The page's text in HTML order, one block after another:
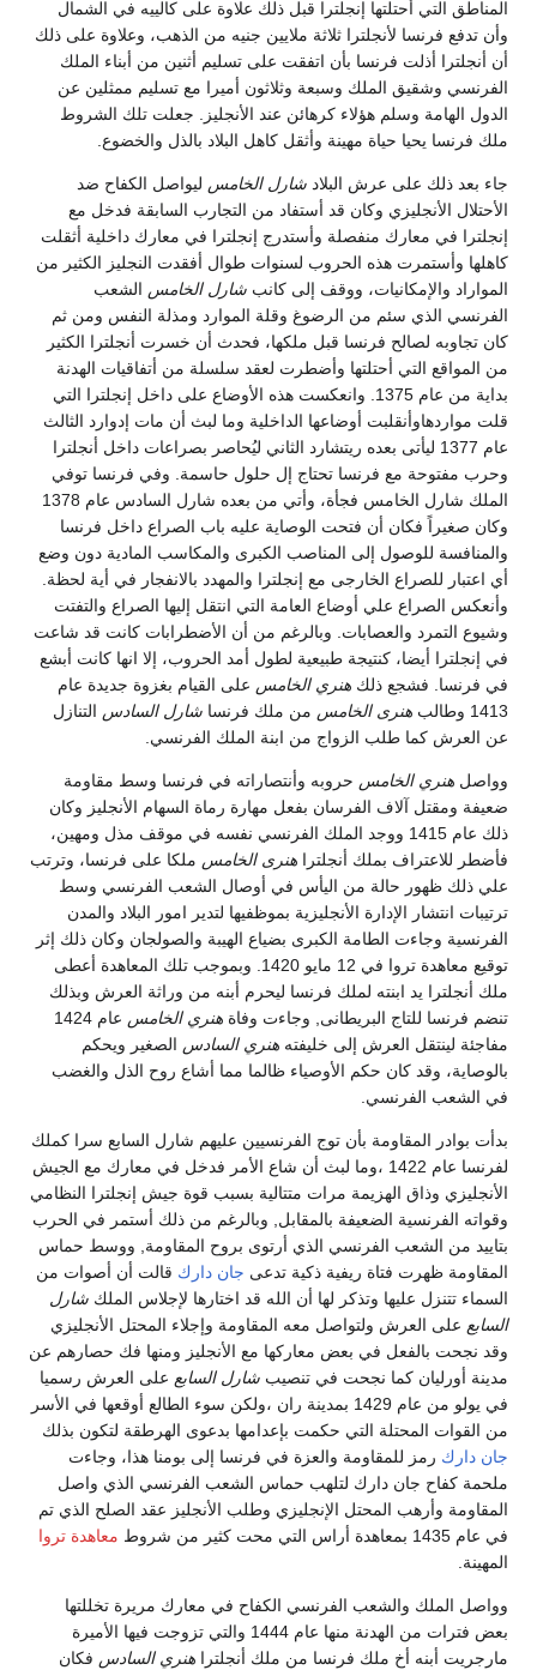
المناطق التي أحتلتها إنجلترا قبل ذلك علاوة على كالييه في الشمال
وأن تدفع فرنسا لأنجلترا ثلاثة ملايين جنيه من الذهب، وعلاوة على ذلك
أن أنجلترا أذلت فرنسا بأن اتفقت على تسليم أثنين من أبناء الملك
الفرنسي وشقيق الملك وسبعة وثلاثون أميرا مع تسليم ممثلين عن
الدول الهامة وسلم هؤلاء كرهائن عند الأنجليز. جعلت تلك الشروط
ملك فرنسا يحيا حياة مهينة وأثقل كاهل البلاد بالذل والخضوع.
جاء بعد ذلك على عرش البلاد شارل الخامس ليواصل الكفاح ضد
الأحتلال الأنجليزي وكان قد أستفاد من التجارب السابقة فدخل مع
إنجلترا في معارك منفصلة وأستدرج إنجلترا في معارك داخلية أثقلت
كاهلها وأستمرت هذه الحروب لسنوات طوال أفقدت النجليز الكثير من
المواراد والإمكانيات، ووقف إلى كانب شارل الخامس الشعب
الفرنسي الذي سئم من الرضوغ وقلة الموارد ومذلة النفس ومن ثم
كان تجاوبه لصالح فرنسا قبل ملكها، فحدث أن خسرت أنجلترا الكثير
من المواقع التي أحتلتها وأضطرت لعقد سلسلة من أتفاقيات الهدنة
بداية من عام 1375. وانعكست هذه الأوضاع على داخل إنجلترا التي
قلت مواردهاوأنقلبت أوضاعها الداخلية وما لبث أن مات إدوارد الثالث
عام 1377 ليأتى بعده ريتشارد الثاني ليُحاصر بصراعات داخل أنجلترا
وحرب مفتوحة مع فرنسا تحتاج إل حلول حاسمة. وفي فرنسا توفي
الملك شارل الخامس فجأة، وأتي من بعده شارل السادس عام 1378
وكان صغيراً فكان أن فتحت الوصاية عليه باب الصراع داخل فرنسا
والمنافسة للوصول إلى المناصب الكبرى والمكاسب المادية دون وضع
أي اعتبار للصراع الخارجى مع إنجلترا والمهدد بالانفجار في أية لحظة.
وأنعكس الصراع علي أوضاع العامة التي انتقل إليها الصراع والتفتت
وشيوع التمرد والعصابات. وبالرغم من أن الأضطرابات كانت قد شاعت
في إنجلترا أيضا، كنتيجة طبيعية لطول أمد الحروب، إلا انها كانت أبشع
في فرنسا. فشجع ذلك هنري الخامس على القيام بغزوة جديدة عام
1413 وطالب
هنرى الخامس من ملك فرنسا شارل السادس التنازل
عن العرش كما طلب الزواج من ابنة الملك الفرنسي.
وواصل هنري الخامس حروبه وأنتصاراته في فرنسا وسط مقاومة
ضعيفة ومقتل آلاف الفرسان بفعل مهارة رماة السهام الأنجليز وكان
ذلك عام 1415 ووجد الملك الفرنسي نفسه في موقف مذل ومهين،
فأضطر للاعتراف بملك أنجلترا هنرى الخامس ملكا على فرنسا، وترتب
علي ذلك ظهور حالة من اليأس في أوصال الشعب الفرنسي وسط
ترتيبات انتشار الإدارة الأنجليزية بموظفيها لتدير امور البلاد والمدن
الفرنسية وجاءت الطامة الكبرى بضياع الهيبة والصولجان وكان ذلك إثر
توقيع معاهدة تروا في 12 مايو 1420. وبموجب تلك المعاهدة أعطى
ملك أنجلترا يد ابنته لملك فرنسا ليحرم أبنه من وراثة العرش وبذلك
تنضم فرنسا للتاج البريطانى, وجاءت وفاة هنري الخامس
عام 1424
مفاجئة لينتقل العرش إلى خليفته هنري السادس الصغير ويحكم
بالوصاية، وقد كان حكم الأوصياء ظالما مما أشاع روح الذل والغضب
في الشعب الفرنسي.
بدأت بوادر المقاومة بأن توج الفرنسيين عليهم شارل السابع سرا كملك
لفرنسا عام 1422 ،وما لبث أن شاع الأمر فدخل في معارك مع الجيش
الأنجليزي وذاق الهزيمة مرات متتالية بسبب قوة جيش إنجلترا النظامي
وقواته الفرنسية الضعيفة بالمقابل, وبالرغم من ذلك أستمر في الحرب
بتاييد من الشعب الفرنسي الذي أرتوى بروح المقاومة, ووسط حماس
المقاومة ظهرت فتاة ريفية ذكية تدعى جان دارك قالت أن أصوات من
السماء تتنزل عليها وتذكر لها أن الله قد اختارها لإجلاس الملك شارل
السابع على العرش ولتواصل معه المقاومة وإجلاء المحتل الأنجليزي
وقد نجحت بالفعل في بعض معاركها مع الأنجليز ومنها فك حصارهم عن
مدينة أورليان كما نجحت في تنصيب شارل السابع على العرش رسميا
في يولو من عام 1429 بمدينة ران ،ولكن سوء الطالع أوقعها في الأسر
من القوات المحتلة التي حكمت بإعدامها بدعوى الهرطقة لتكون بذلك
جان دارك رمز للمقاومة والعزة في فرنسا إلى بومنا هذا، وجاءت
ملحمة كفاح جان دارك لتلهب حماس الشعب الفرنسي الذي واصل
المقاومة وأرهب المحتل الإنجليزي وطلب الأنجليز عقد الصلح الذي تم
في عام 1435 بمعاهدة أراس التي محت كثير من شروط
معاهدة تروا
المهينة.
وواصل الملك والشعب الفرنسي الكفاح في معارك مريرة تخللتها
بعض فترات من الهدنة منها عام 1444 والتي تزوجت فيها الأميرة
مارجريت أبنه أخ ملك فرنسا من ملك أنجلترا هنري السادس فكان